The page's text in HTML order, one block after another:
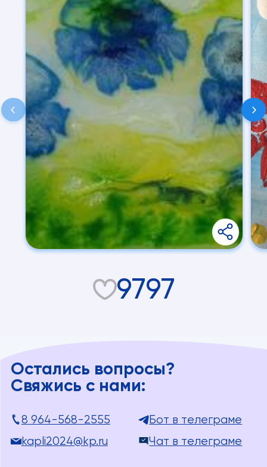
9797
Остались вопросы?
Свяжись с нами:
8 964-568-2555
Бот в телеграме
kapli2024@kp.ru
Чат в телеграме